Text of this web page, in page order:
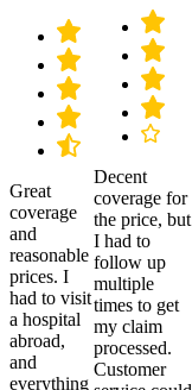
Great
coverage
and
reasonable
prices. I
had to visit
a hospital
abroad,
and
everything
Decent
coverage for
the price, but
I had to
follow up
multiple
times to get
my claim
processed.
Customer